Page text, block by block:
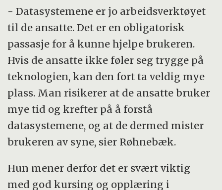
- Datasystemene er jo arbeidsverktøyet
til de ansatte. Det er en obligatorisk
passasje for å kunne hjelpe brukeren.
Hvis de ansatte ikke føler seg trygge på
teknologien, kan den fort ta veldig mye
plass. Man risikerer at de ansatte bruker
mye tid og krefter på å forstå
datasystemene, og at de dermed mister
brukeren av syne, sier Røhnebæk.
Hun mener derfor det er svært viktig
med god kursing og opplæring i